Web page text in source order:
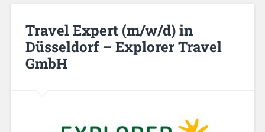
Travel Expert (m/w/d) in
Düsseldorf – Explorer Travel
GmbH